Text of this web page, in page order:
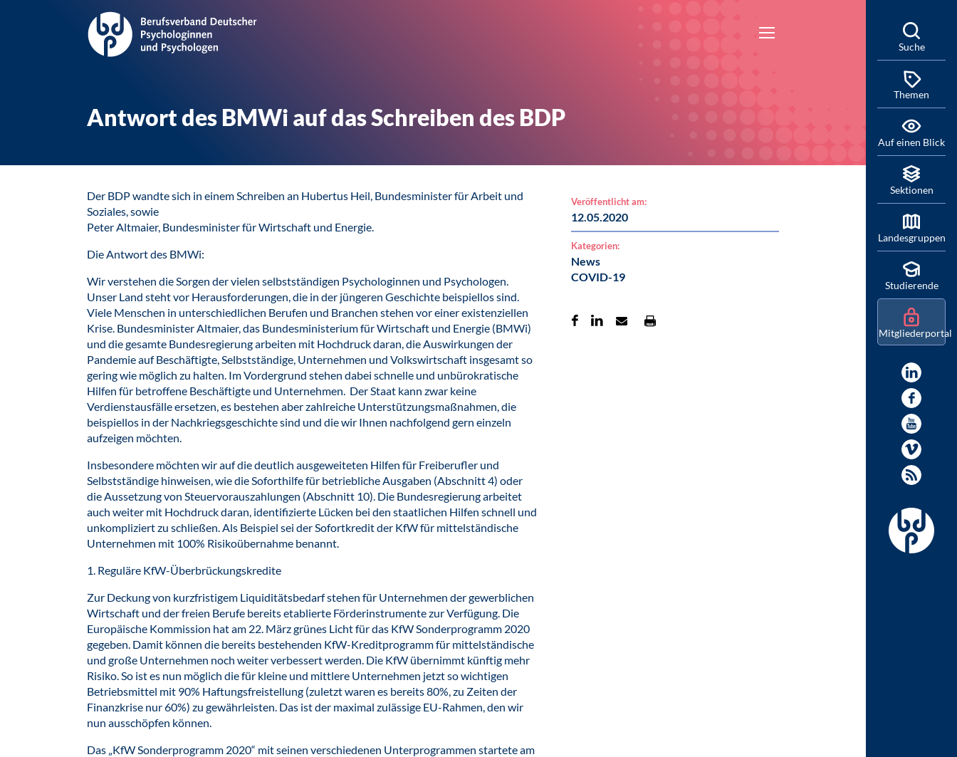
Antwort des BMWi auf das Schreiben des BDP
Der BDP wandte sich in einem Schreiben an Hubertus Heil, Bundesminister für Arbeit und
Soziales, sowie
Peter Altmaier, Bundesminister für Wirtschaft und Energie.
Die Antwort des BMWi:
Wir verstehen die Sorgen der vielen selbstständigen Psychologinnen und Psychologen.
Unser Land steht vor Herausforderungen, die in der jüngeren Geschichte beispiellos sind.
Viele Menschen in unterschiedlichen Berufen und Branchen stehen vor einer existenziellen
Krise. Bundesminister Altmaier, das Bundesministerium für Wirtschaft und Energie (BMWi)
und die gesamte Bundesregierung arbeiten mit Hochdruck daran, die Auswirkungen der
Pandemie auf Beschäftigte, Selbstständige, Unternehmen und Volkswirtschaft insgesamt so
gering wie möglich zu halten. Im Vordergrund stehen dabei schnelle und unbürokratische
Hilfen für betroffene Beschäftigte und Unternehmen. Der Staat kann zwar keine
Verdienstausfälle ersetzen, es bestehen aber zahlreiche Unterstützungsmaßnahmen, die
beispiellos in der Nachkriegsgeschichte sind und die wir Ihnen nachfolgend gern einzeln
aufzeigen möchten.
Insbesondere möchten wir auf die deutlich ausgeweiteten Hilfen für Freiberufler und
Selbstständige hinweisen, wie die Soforthilfe für betriebliche Ausgaben (Abschnitt 4) oder
die Aussetzung von Steuervorauszahlungen (Abschnitt 10). Die Bundesregierung arbeitet
auch weiter mit Hochdruck daran, identifizierte Lücken bei den staatlichen Hilfen schnell und
unkompliziert zu schließen. Als Beispiel sei der Sofortkredit der KfW für mittelständische
Unternehmen mit 100% Risikoübernahme benannt.
1. Reguläre KfW-Überbrückungskredite
Zur Deckung von kurzfristigem Liquiditätsbedarf stehen für Unternehmen der gewerblichen
Wirtschaft und der freien Berufe bereits etablierte Förderinstrumente zur Verfügung. Die
Europäische Kommission hat am 22. März grünes Licht für das KfW Sonderprogramm 2020
gegeben. Damit können die bereits bestehenden KfW-Kreditprogramm für mittelständische
und große Unternehmen noch weiter verbessert werden. Die KfW übernimmt künftig mehr
Risiko. So ist es nun möglich die für kleine und mittlere Unternehmen jetzt so wichtigen
Betriebsmittel mit 90% Haftungsfreistellung (zuletzt waren es bereits 80%, zu Zeiten der
Finanzkrise nur 60%) zu gewährleisten. Das ist der maximal zulässige EU-Rahmen, den wir
nun ausschöpfen können.
Das „KfW Sonderprogramm 2020“ mit seinen verschiedenen Unterprogrammen startete am
Veröffentlicht am:
12.05.2020
Kategorien:
News
COVID-19
Suche
Themen
Auf einen Blick
Sektionen
Landesgruppen
Studierende
Mitgliederportal